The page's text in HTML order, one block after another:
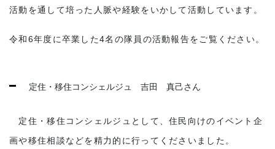
活動を通して培った人脈や経験をいかして活動しています。
令和6年度に卒業した4名の隊員の活動報告をご覧ください。
定住・移住コンシェルジュ 吉田 真己さん
定住・移住コンシェルジュとして、住民向けのイベント企
画や移住相談などを精力的に行ってくださいました。